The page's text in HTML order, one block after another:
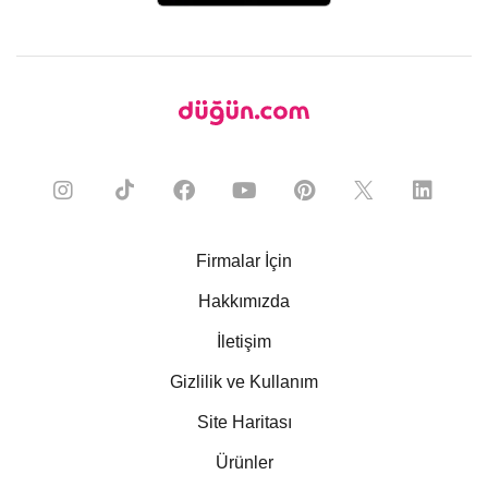
Firmalar İçin
Hakkımızda
İletişim
Gizlilik ve Kullanım
Site Haritası
Ürünler